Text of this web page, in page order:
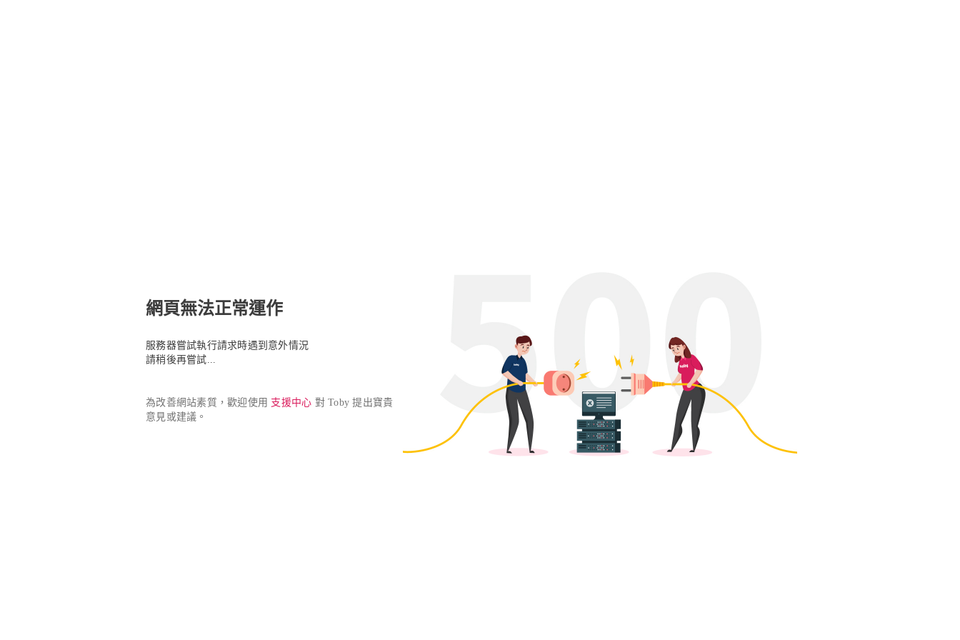
網頁無法正常運作
服務器嘗試執行請求時遇到意外情況
請稍後再嘗試...
為改善網站素質，歡迎使用 支援中心 對 Toby 提出寶貴
意見或建議。